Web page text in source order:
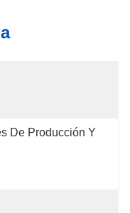
De Producción Y